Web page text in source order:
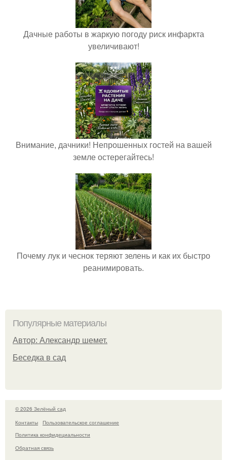
Дачные работы в жаркую погоду риск инфаркта
увеличивают!
Внимание, дачники! Непрошенных гостей на вашей
земле остерегайтесь!
Почему лук и чеснок теряют зелень и как их быстро
реанимировать.
Популярные материалы
Автор: Александр шемет.
Беседка в сад
© 2026 Зелёный сад
Контакты
Пользовательское соглашение
Политика конфидециальности
Обратная связь